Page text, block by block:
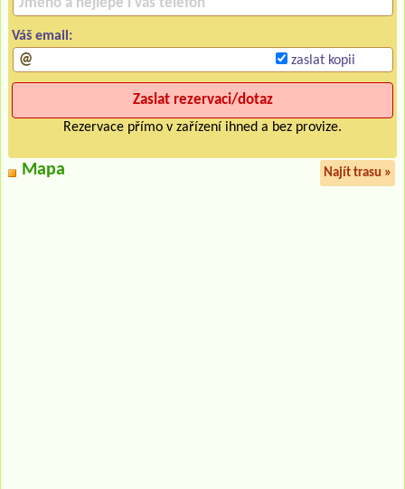
Váš email:
zaslat kopii
Rezervace přímo v zařízení ihned a bez provize.
Mapa Najít trasu »